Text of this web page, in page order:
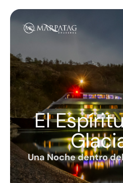
El
Una Noche dentro